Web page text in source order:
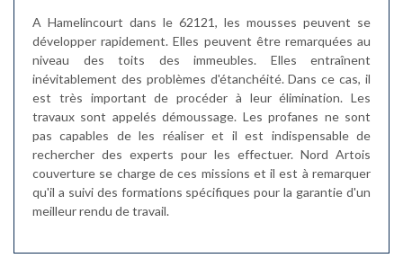
A Hamelincourt dans le 62121, les mousses peuvent se
développer rapidement. Elles peuvent être remarquées au
niveau des toits des immeubles. Elles entraînent
inévitablement des problèmes d'étanchéité. Dans ce cas, il
est très important de procéder à leur élimination. Les
travaux sont appelés démoussage. Les profanes ne sont
pas capables de les réaliser et il est indispensable de
rechercher des experts pour les effectuer. Nord Artois
couverture se charge de ces missions et il est à remarquer
qu'il a suivi des formations spécifiques pour la garantie d'un
meilleur rendu de travail.